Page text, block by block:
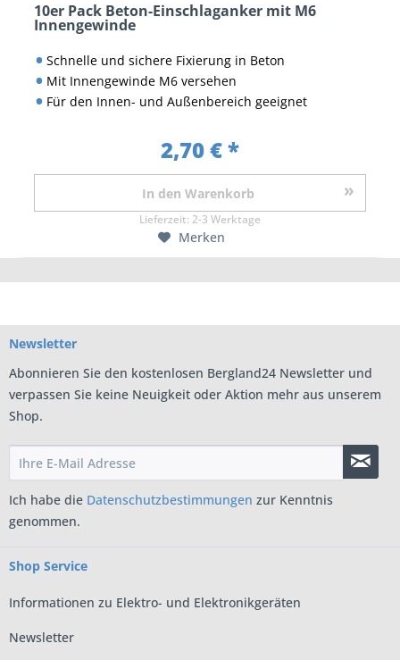
10er Pack Beton-Einschlaganker mit M6
Innengewinde
Schnelle und sichere Fixierung in Beton
Mit Innengewinde M6 versehen
Für den Innen- und Außenbereich geeignet
2,70 € *
In den Warenkorb
Lieferzeit: 2-3 Werktage
Merken
Newsletter
Abonnieren Sie den kostenlosen Bergland24 Newsletter und
verpassen Sie keine Neuigkeit oder Aktion mehr aus unserem
Shop.
Ich habe die Datenschutzbestimmungen zur Kenntnis
genommen.
Shop Service
Informationen zu Elektro- und Elektronikgeräten
Newsletter